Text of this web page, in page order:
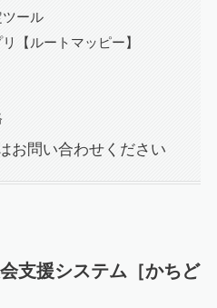
ール
【ルートマッピー】
お問い合わせください
支援システム［かちど